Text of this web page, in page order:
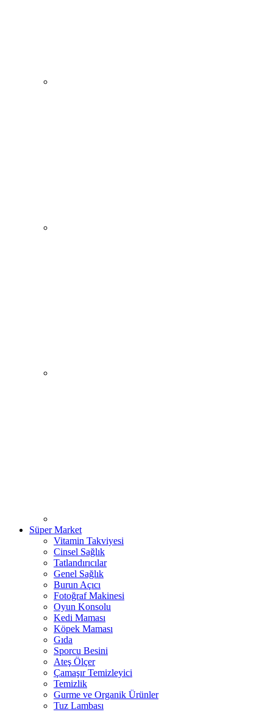
Süper Market
Vitamin Takviyesi
Cinsel Sağlık
Tatlandırıcılar
Genel Sağlık
Burun Açıcı
Fotoğraf Makinesi
Oyun Konsolu
Kedi Maması
Köpek Maması
Gıda
Sporcu Besini
Ateş Ölçer
Çamaşır Temizleyici
Temizlik
Gurme ve Organik Ürünler
Tuz Lambası